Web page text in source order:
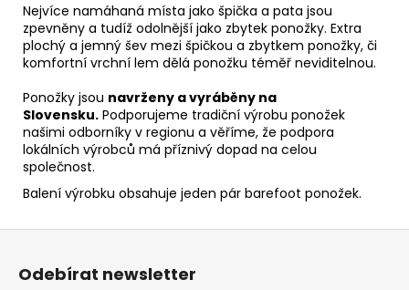
Nejvíce namáhaná místa jako špička a pata jsou
zpevněny a tudíž odolnější jako zbytek ponožky. Extra
plochý a jemný šev mezi špičkou a zbytkem ponožky, či
komfortní vrchní lem dělá ponožku téměř neviditelnou.
Ponožky jsou navrženy a vyráběny na
Slovensku. Podporujeme tradiční výrobu ponožek
našimi odborníky v regionu a věříme, že podpora
lokálních výrobců má příznivý dopad na celou
společnost.
Balení výrobku obsahuje jeden pár barefoot ponožek.
Z
Odebírat newsletter